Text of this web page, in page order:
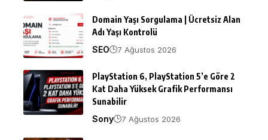
Domain Yaşı Sorgulama | Ücretsiz Alan
Adı Yaşı Kontrolü
SEO
7 Ağustos 2026
PlayStation 6, PlayStation 5’e Göre 2
Kat Daha Yüksek Grafik Performansı
Sunabilir
Sony
7 Ağustos 2026